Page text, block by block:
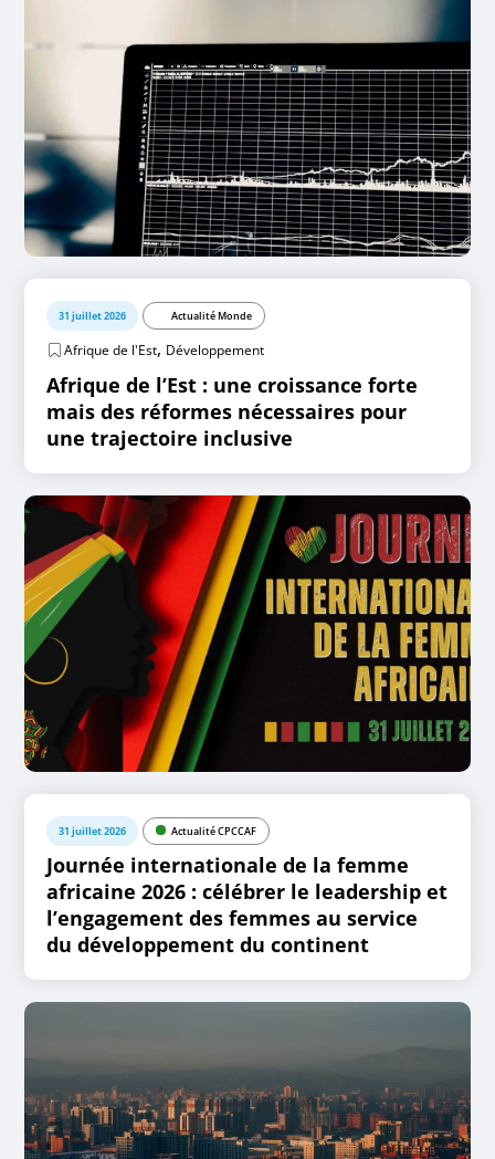
31 juillet 2026 Actualité Monde
Afrique de l'Est, Développement
Afrique de l’Est : une croissance forte
mais des réformes nécessaires pour
une trajectoire inclusive
31 juillet 2026 Actualité CPCCAF
Journée internationale de la femme
africaine 2026 : célébrer le leadership et
l’engagement des femmes au service
du développement du continent